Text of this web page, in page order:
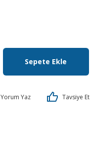
Sepete Ekle
Yorum Yaz Tavsiye Et